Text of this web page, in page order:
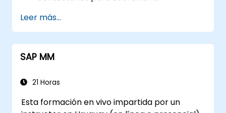
Leer más...
SAP MM
21 Horas
Esta formación en vivo impartida por un